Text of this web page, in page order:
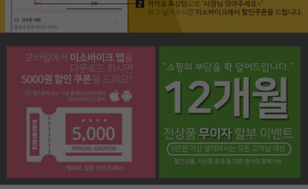
페이코 라이프